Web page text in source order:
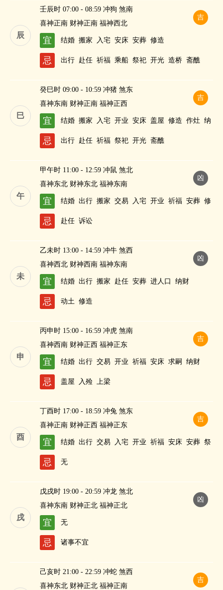
辰
吉
壬辰时 07:00 - 08:59 冲狗 煞南
喜神正南 财神正南 福神西北
宜 结婚 搬家 入宅 安床 安葬 修造
忌 出行 赴任 祈福 乘船 祭祀 开光 造桥 斋醮
巳
吉
癸巳时 09:00 - 10:59 冲猪 煞东
喜神东南 财神正南 福神正西
宜 结婚 搬家 入宅 开业 安床 盖屋 修造 作灶 纳
财
忌 出行 赴任 祈福 祭祀 开光 斋醮
午
凶
甲午时 11:00 - 12:59 冲鼠 煞北
喜神东北 财神东北 福神东南
宜 结婚 出行 搬家 交易 入宅 开业 祈福 安葬 修
造
求嗣 纳财
忌 赴任 诉讼
未
凶
乙未时 13:00 - 14:59 冲牛 煞西
喜神西北 财神西南 福神东南
宜 结婚 出行 搬家 赴任 安葬 进人口 纳财
忌 动土 修造
申
吉
丙申时 15:00 - 16:59 冲虎 煞南
喜神西南 财神正西 福神正东
宜 结婚 出行 交易 开业 祈福 安床 求嗣 纳财
忌 盖屋 入殓 上梁
酉
吉
丁酉时 17:00 - 18:59 冲兔 煞东
喜神正南 财神正西 福神正东
宜 结婚 出行 交易 入宅 开业 祈福 安床 安葬 祭
忌 无
戌
凶
戊戌时 19:00 - 20:59 冲龙 煞北
喜神东南 财神正北 福神正北
宜 无
忌 诸事不宜
吉
己亥时 21:00 - 22:59 冲蛇 煞西
喜神东北 财神正北 福神正南